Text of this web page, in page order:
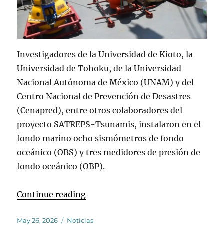
Investigadores de la Universidad de Kioto, la
Universidad de Tohoku, de la Universidad
Nacional Autónoma de México (UNAM) y del
Centro Nacional de Prevención de Desastres
(Cenapred), entre otros colaboradores del
proyecto SATREPS-Tsunamis, instalaron en el
fondo marino ocho sismómetros de fondo
oceánico (OBS) y tres medidores de presión de
fondo oceánico (OBP).
Continue reading“Se realiza la campaña para la
Posted
May 26, 2026 Categories
Noticias